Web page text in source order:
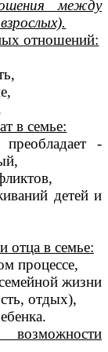
между
отношений:
в семье:
-
детей и
отца в семье:
процессе,
жизни
отдых),
возможности